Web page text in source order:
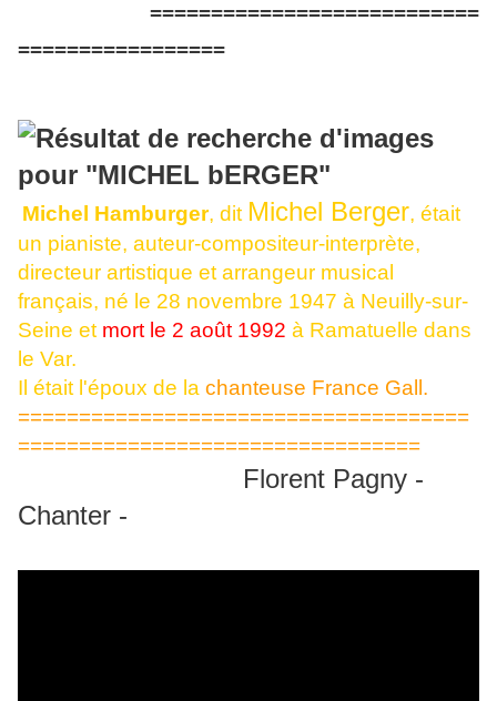
===========================
=================
Michel Hamburger, dit Michel Berger, était
un pianiste, auteur-compositeur-interprète,
directeur artistique et arrangeur musical
français, né le 28 novembre 1947 à Neuilly-sur-
Seine et mort le 2 août 1992 à Ramatuelle dans
le Var.
Il était l'époux de la chanteuse France Gall.
=====================================
=================================
Florent Pagny -
Chanter -